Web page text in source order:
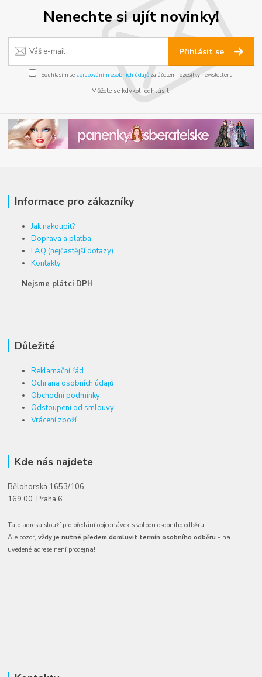
Nenechte si ujít novinky!
Přihlásit se
Souhlasím se zpracováním osobních údajůza účelem rozesílky newsletteru.
Můžete se kdykoli odhlásit.
Informace pro zákazníky
Jak nakoupit?
Doprava a platba
FAQ (nejčastější dotazy)
Kontakty
Nejsme plátci DPH
Důležité
Reklamační řád
Ochrana osobních údajů
Obchodní podmínky
Odstoupení od smlouvy
Vrácení zboží
Kde nás najdete
Bělohorská 1653/106
169 00 Praha 6
Tato adresa slouží pro předání objednávek s volbou osobního odběru.
Ale pozor,vždy je nutné předem domluvit termín osobního odběru - na
uvedené adrese není prodejna!